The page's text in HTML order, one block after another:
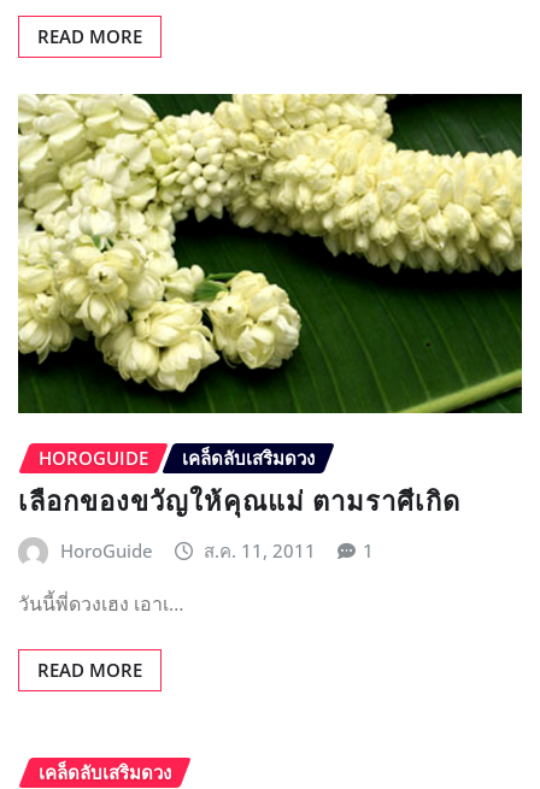
READ MORE
HOROGUIDE เคล็ดลับเสริมดวง
เลือกของขวัญให้คุณแม่ ตามราศีเกิด
HoroGuide ส.ค. 11, 2011 1
วันนี้พี่ดวงเฮง เอาเ…
READ MORE
เคล็ดลับเสริมดวง